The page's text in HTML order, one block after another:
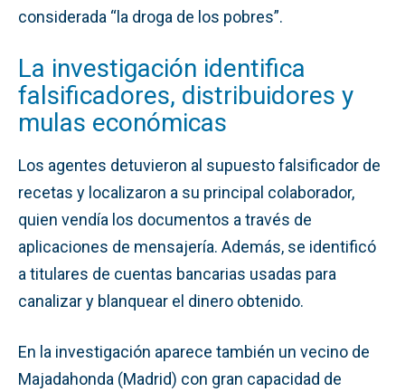
considerada “la droga de los pobres”.
La investigación identifica
falsificadores, distribuidores y
mulas económicas
Los agentes detuvieron al supuesto falsificador de
recetas y localizaron a su principal colaborador,
quien vendía los documentos a través de
aplicaciones de mensajería. Además, se identificó
a titulares de cuentas bancarias usadas para
canalizar y blanquear el dinero obtenido.
En la investigación aparece también un vecino de
Majadahonda (Madrid) con gran capacidad de